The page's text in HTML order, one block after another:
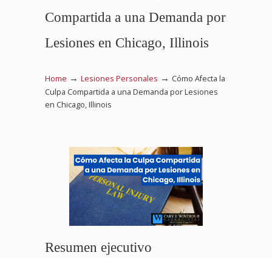
Compartida a una Demanda por
Lesiones en Chicago, Illinois
Home → Lesiones Personales → Cómo Afecta la
Culpa Compartida a una Demanda por Lesiones
en Chicago, Illinois
Resumen ejecutivo